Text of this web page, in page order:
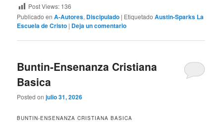
Post Views: 136
Publicado en A-Autores, Discipulado | Etiquetado Austin-Sparks La
Escuela de Cristo | Deja un comentario
Buntin-Ensenanza Cristiana
Basica
Posted onjulio 31, 2026
BUNTIN-ENSENANZA CRISTIANA BASICA